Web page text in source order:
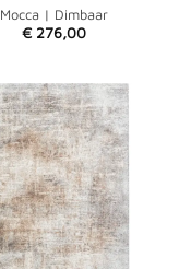
Mocca | Dimbaar
€ 276,00